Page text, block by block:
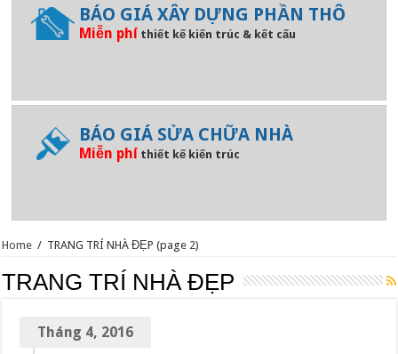
BÁO GIÁ XÂY DỰNG PHẦN THÔ
Miễn phí thiết kế kiến trúc & kết cấu
BÁO GIÁ SỬA CHỮA NHÀ
Miễn phí thiết kế kiến trúc
Home / TRANG TRÍ NHÀ ĐẸP (page 2)
TRANG TRÍ NHÀ ĐẸP
Tháng 4, 2016